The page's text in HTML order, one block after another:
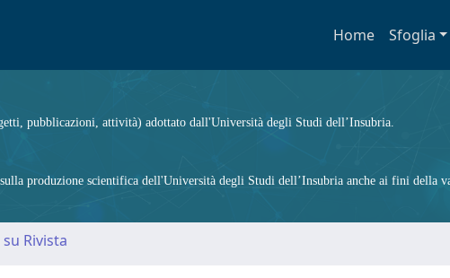
Home Sfoglia
pubblicazioni, attività) adottato dall'Università degli Studi dell’Insubria.
produzione scientifica dell'Università degli Studi dell’Insubria anche ai fini della
Rivista